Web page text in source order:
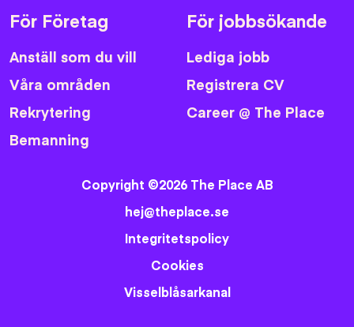
För Företag
Anställ som du vill
Våra områden
Rekrytering
Bemanning
För jobbsökande
Lediga jobb
Registrera CV
Career @ The Place
Copyright ©2026 The Place AB
hej@theplace.se
Integritetspolicy
Cookies
Visselblåsarkanal